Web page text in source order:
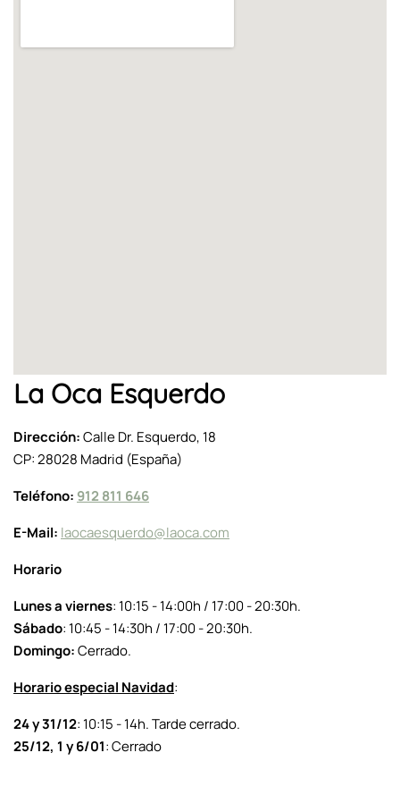
La Oca Esquerdo
Dirección:Calle Dr. Esquerdo, 18
CP: 28028 Madrid (España)
Teléfono: 912 811 646
E-Mail: laocaesquerdo@laoca.com
Horario
Lunes a viernes: 10:15 - 14:00h / 17:00 - 20:30h.
Sábado: 10:45 - 14:30h / 17:00 - 20:30h.
Domingo:Cerrado.
Horario especial Navidad:
24 y 31/12: 10:15 - 14h. Tarde cerrado.
25/12, 1 y 6/01: Cerrado